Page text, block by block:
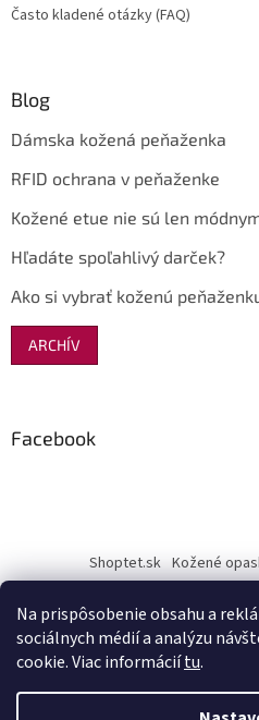
Na prispôsobenie obsahu a
sociálnych médií a analýzu
cookie. Viac informáciítu.
Často kladené otázky (FAQ)
Blog
Dámska kožená peňaženka
RFID ochrana v peňaženke
Kožené etue nie sú len
Hľadáte spoľahlivý darček?
Ako si vybrať koženú
ARCHÍV
Facebook
Shoptet.sk Kožené